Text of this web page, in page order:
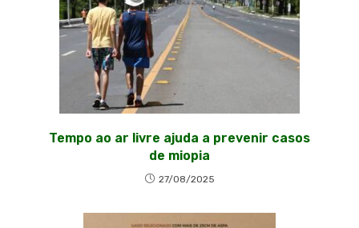
Tempo ao ar livre ajuda a prevenir casos
de miopia
27/08/2025